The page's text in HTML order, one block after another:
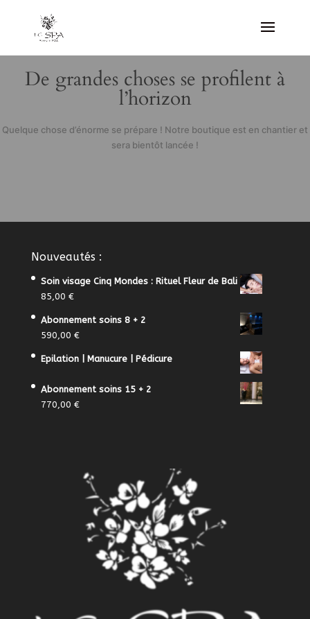
De grandes choses se profilent à
l’horizon
Quelque chose d’énorme se prépare ! Notre boutique est en chantier et
sera bientôt lancée !
Nouveautés :
Soin visage Cinq Mondes : Rituel Fleur de Bali
85,00 €
Abonnement soins 8 + 2
590,00 €
Epilation | Manucure | Pédicure
Abonnement soins 15 + 2
770,00 €